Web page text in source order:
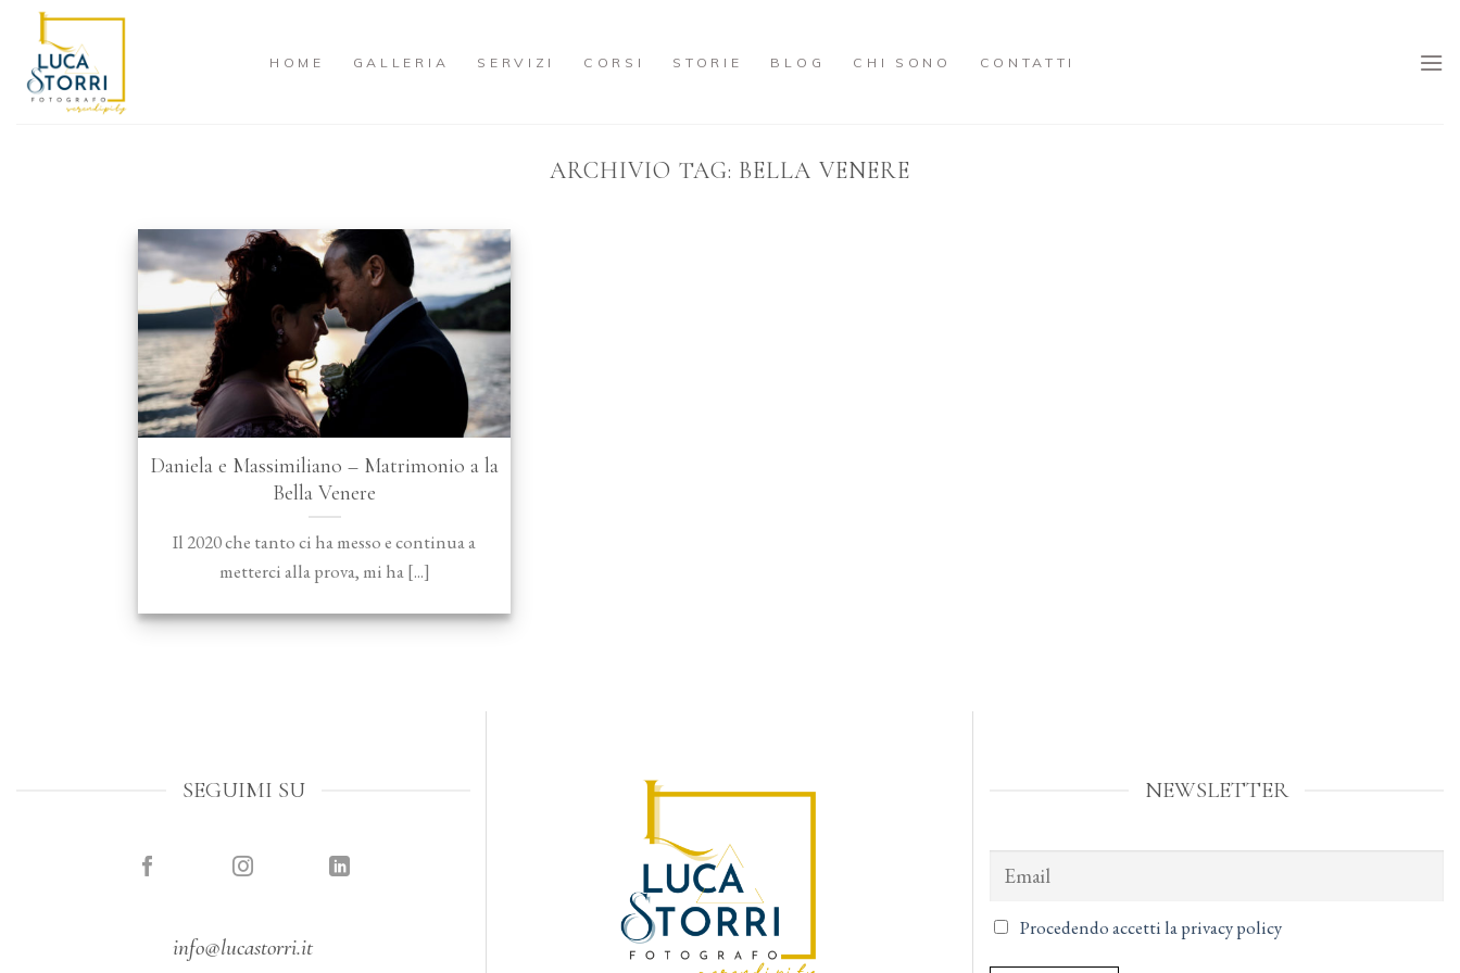
content
HOME GALLERIA SERVIZI CORSI STORIE BLOG CHI SONO CONTATTI
ARCHIVIO TAG: BELLA VENERE
Daniela e Massimiliano – Matrimonio a la
Bella Venere
Il 2020 che tanto ci ha messo e continua a
metterci alla prova, mi ha [...]
SEGUIMI SU
info@lucastorri.it
NEWSLETTER
Procedendo accetti la privacy policy